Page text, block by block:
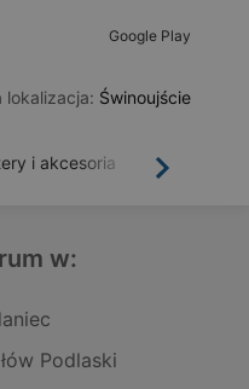
Google Play
lokalizacja: Świnoujście
Dalej
i akcesoria
w:
Podlaski